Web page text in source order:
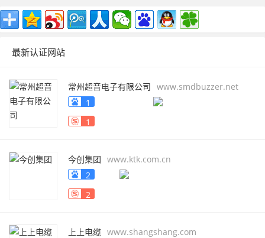
最新认证网站
常州超音电子有限公司 www.smdbuzzer.net
1
1
今创集团 www.ktk.com.cn
2
2
上上电缆 www.shangshang.com